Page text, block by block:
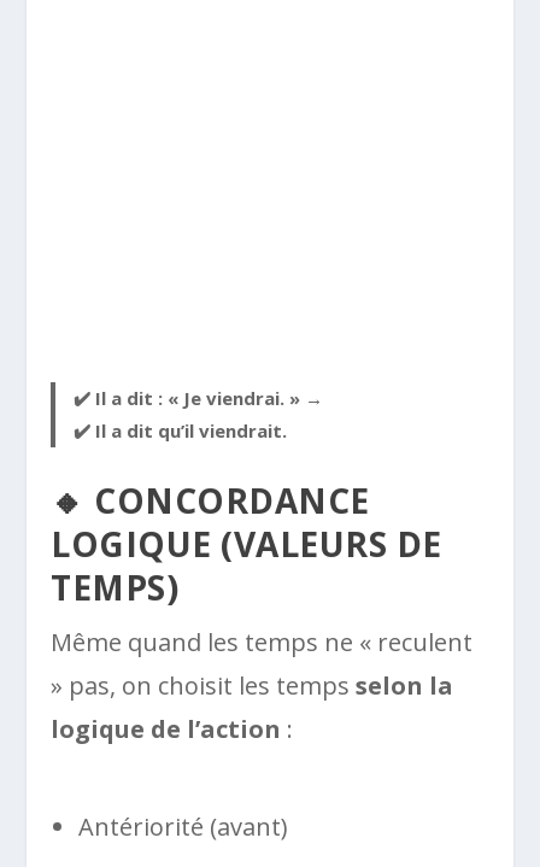
✔️ Il a dit : « Je viendrai. » →
✔️ Il a dit qu’il viendrait.
🔸 CONCORDANCE
LOGIQUE (VALEURS DE
TEMPS)
Même quand les temps ne « reculent
» pas, on choisit les tempsselon la
logique de l’action :
Antériorité (avant)